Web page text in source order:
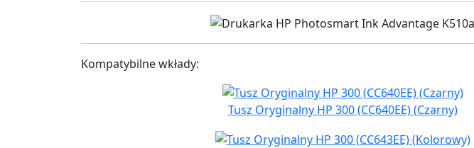
Kompatybilne wkłady:
Tusz Oryginalny HP 300 (CC640EE) (Czarny)